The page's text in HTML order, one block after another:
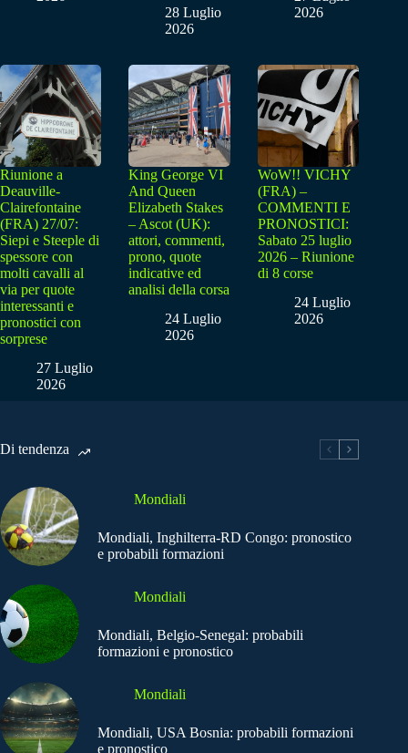
28 Luglio
2026
2026
Riunione a
Deauville-
Clairefontaine
(FRA) 27/07:
Siepi e Steeple di
spessore con
molti cavalli al
via per quote
interessanti e
pronostici con
sorprese
27 Luglio
2026
King George VI
And Queen
Elizabeth Stakes
– Ascot (UK):
attori, commenti,
prono, quote
indicative ed
analisi della corsa
24 Luglio
2026
WoW!! VICHY
(FRA) –
COMMENTI E
PRONOSTICI:
Sabato 25 luglio
2026 – Riunione
di 8 corse
24 Luglio
2026
Di tendenza
Mondiali
Mondiali, Inghilterra-RD Congo: pronostico
e probabili formazioni
Mondiali
Mondiali, Belgio-Senegal: probabili
formazioni e pronostico
Mondiali
Mondiali, USA Bosnia: probabili formazioni
e pronostico